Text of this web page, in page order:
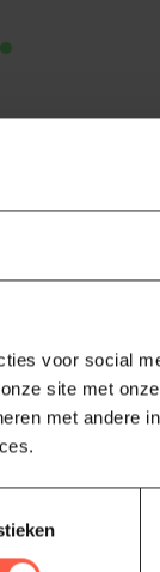
voor social
site met
met andere